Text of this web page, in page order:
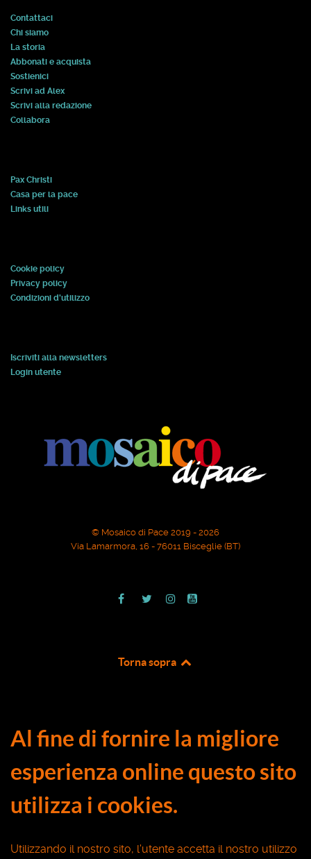
Contattaci
Chi siamo
La storia
Abbonati e acquista
Sostienici
Scrivi ad Alex
Scrivi alla redazione
Collabora
Pax Christi
Casa per la pace
Links utili
Cookie policy
Privacy policy
Condizioni d'utilizzo
Iscriviti alla newsletters
Login utente
© Mosaico di Pace 2019 - 2026
Via Lamarmora, 16 - 76011 Bisceglie (BT)
Torna sopra
Al fine di fornire la migliore
esperienza online questo sito
utilizza i cookies.
Utilizzando il nostro sito, l'utente accetta il nostro utilizzo